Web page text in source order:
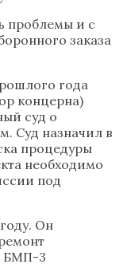
проблемы и с
заказа
года
концерна)
суд о
Суд назначил в
процедуры
необходимо
под
Он
БМП-3